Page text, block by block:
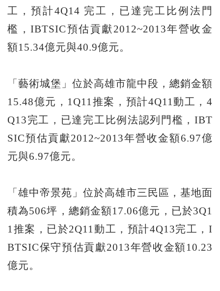
工，預計4Q14 完工，已達完工比例法門
檻，IBTSIC預估貢獻2012~2013年營收金
額15.34億元與40.9億元。
「藝術城堡」位於高雄市龍中段，總銷金額
15.48億元，1Q11推案，預計4Q11動工，4
Q13完工，已達完工比例法認列門檻，IBT
SIC預估貢獻2012~2013年營收金額6.97億
元與6.97億元。
「雄中帝景苑」位於高雄市三民區，基地面
積為506坪，總銷金額17.06億元，已於3Q1
1推案，已於2Q11動工，預計4Q13完工，I
BTSIC保守預估貢獻2013年營收金額10.23
億元。